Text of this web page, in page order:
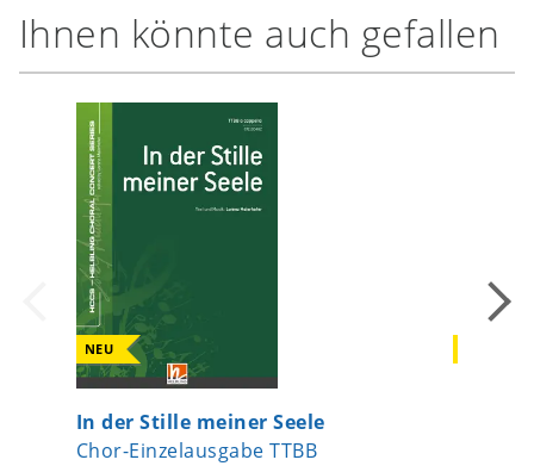
Ihnen könnte auch gefallen
NEU
In der Stille meiner Seele
Chor-Einzelausgabe TTBB